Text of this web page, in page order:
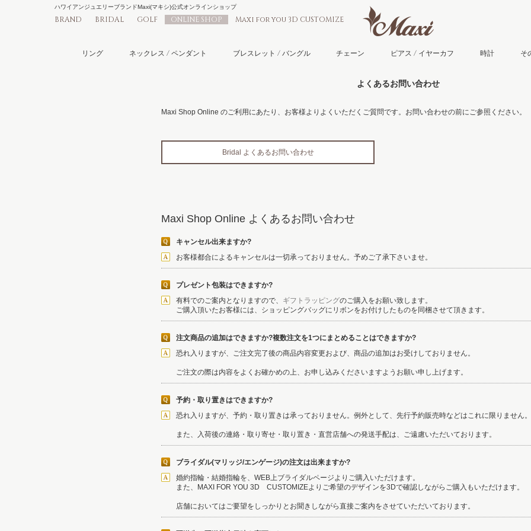
BRAND BRIDAL GOLF ONLINE SHOP Maxi for you 3D CUSTOMIZE
ハワイアンジュエリーブランドMaxi(マキシ)公式オンラインショップ
リング ネックレス / ペンダント ブレスレット / バングル チェーン ピアス / イヤーカフ 時計 そ
よくあるお問い合わせ
Maxi Shop Online のご利用にあたり、お客様よりよくいただくご質問です。お問い合わせの前にご参照ください。
Bridal よくあるお問い合わせ
Maxi Shop Online よくあるお問い合わせ
キャンセル出来ますか?
お客様都合によるキャンセルは一切承っておりません。予めご了承下さいませ。
プレゼント包装はできますか?
有料でのご案内となりますので、 ギフトラッピングのご購入をお願い致します。
ご購入頂いたお客様には、ショッピングバッグにリボンをお付けしたものを同梱させて頂きます。
注文商品の追加はできますか?複数注文を1つにまとめることはできますか?
恐れ入りますが、ご注文完了後の商品内容変更および、商品の追加はお受けしておりません。
ご注文の際は内容をよくお確かめの上、お申し込みくださいますようお願い申し上げます。
予約・取り置きはできますか?
恐れ入りますが、予約・取り置きは承っておりません。例外として、先行予約販売時などはこれに限りません。
また、入荷後の連絡・取り寄せ・取り置き・直営店舗への発送手配は、ご遠慮いただいております。
ブライダル(マリッジ/エンゲージ)の注文は出来ますか?
婚約指輪・結婚指輪を、WEB上ブライダルページよりご購入いただけます。
また、MAXI FOR YOU 3D CUSTOMIZEよりご希望のデザインを3Dで確認しながらご購入もいただけます。
店舗においてはご要望をしっかりとお聞きしながら直接ご案内をさせていただいております。